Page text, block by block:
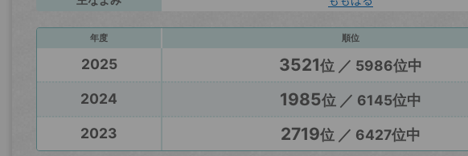
年度 順位
2025 3521位 ／ 5986位中
2024
1985位 ／ 6145位中
2023
2719位 ／ 6427位中